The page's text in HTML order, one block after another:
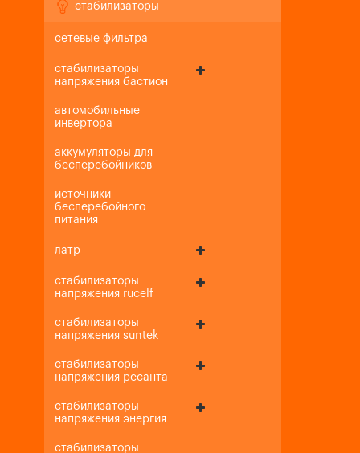
стабилизаторы
сетевые фильтра
стабилизаторы
напряжения бастион
автомобильные
инвертора
аккумуляторы для
бесперебойников
источники
бесперебойного
питания
латр
стабилизаторы
напряжения rucelf
стабилизаторы
напряжения suntek
стабилизаторы
напряжения ресанта
стабилизаторы
напряжения энергия
стабилизаторы